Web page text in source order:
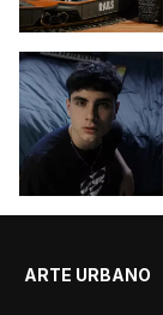
ARTE URBANO